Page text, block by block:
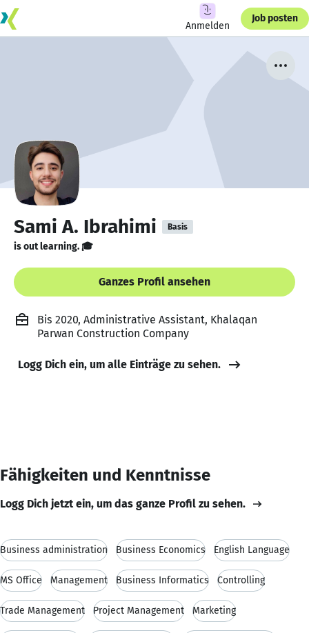
Anmelden
Job posten
Sami A. Ibrahimi Basis
is out learning. 🎓
Ganzes Profil ansehen
Bis 2020, Administrative Assistant, Khalaqan
Parwan Construction Company
Logg Dich ein, um alle Einträge zu sehen.
Fähigkeiten und Kenntnisse
Logg Dich jetzt ein, um das ganze Profil zu sehen.
Business administration Business Economics English Language
MS Office Management Business Informatics Controlling
Trade Management Project Management Marketing